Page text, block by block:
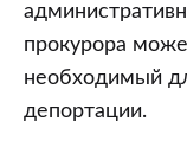
прокурора
необходимый
депортации.